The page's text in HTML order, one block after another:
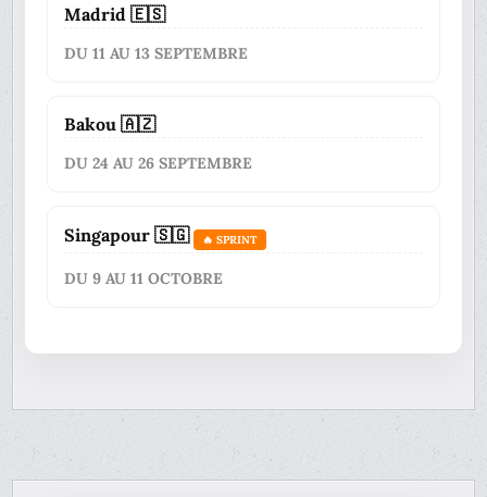
Madrid 🇪🇸
DU 11 AU 13 SEPTEMBRE
Bakou 🇦🇿
DU 24 AU 26 SEPTEMBRE
Singapour 🇸🇬 🔥 SPRINT
DU 9 AU 11 OCTOBRE